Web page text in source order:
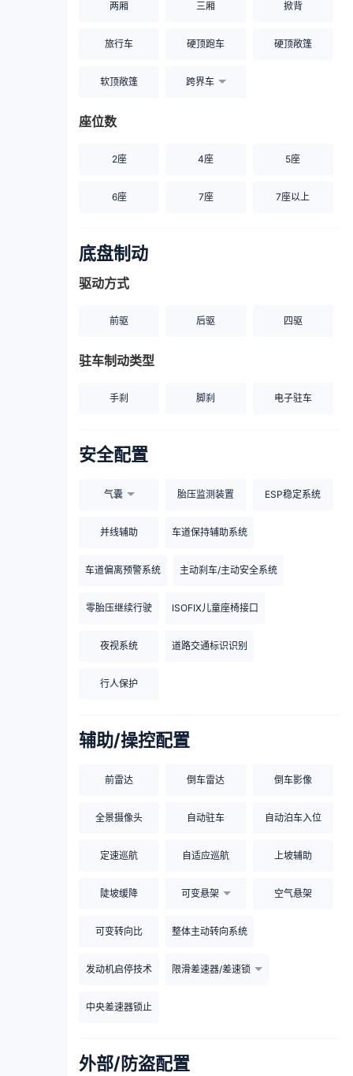
两厢 三厢 掀背
旅行车 硬顶跑车 硬顶敞篷
软顶敞篷 跨界车
座位数
2座 4座 5座
6座 7座 7座以上
底盘制动
驱动方式
前驱 后驱 四驱
驻车制动类型
手刹 脚刹 电子驻车
安全配置
气囊 胎压监测装置 ESP稳定系统
并线辅助 车道保持辅助系统
车道偏离预警系统 主动刹车/主动安全系统
零胎压继续行驶 ISOFIX儿童座椅接口
夜视系统 道路交通标识识别
行人保护
辅助/操控配置
前雷达 倒车雷达 倒车影像
全景摄像头 自动驻车 自动泊车入位
定速巡航 自适应巡航 上坡辅助
陡坡缓降 可变悬架 空气悬架
可变转向比 整体主动转向系统
发动机启停技术 限滑差速器/差速锁
中央差速器锁止
外部/防盗配置